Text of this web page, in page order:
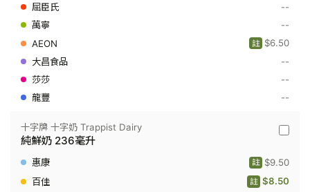
香
低
奶
品
毫
升
--
--
$6.50
註
--
--
--
十
牌
十
字
十字牌 十字奶 Trappist Dairy
純鮮奶 236毫升
$9.50
註
$8.50
註